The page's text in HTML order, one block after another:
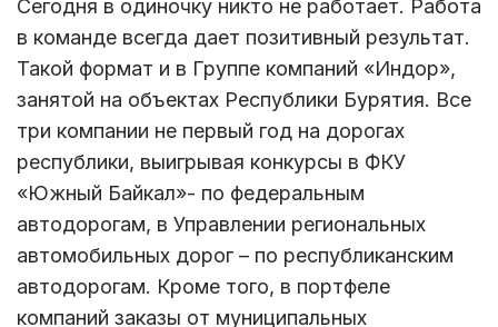
Сегодня в одиночку никто не работает. Работа
в команде всегда дает позитивный результат.
Такой формат и в Группе компаний «Индор»,
занятой на объектах Республики Бурятия. Все
три компании не первый год на дорогах
республики, выигрывая конкурсы в ФКУ
«Южный Байкал»- по федеральным
автодорогам, в Управлении региональных
автомобильных дорог – по республиканским
автодорогам. Кроме того, в портфеле
компаний заказы от муниципальных